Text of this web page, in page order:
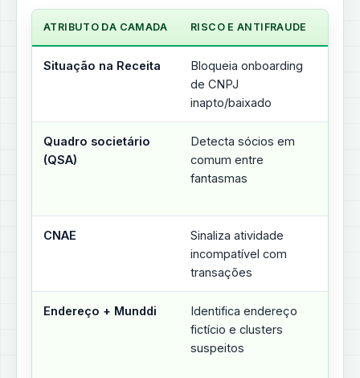
ATRIBUTO DA CAMADA RISCO E ANTIFRAUDE
Situação na Receita
Bloqueia onboarding
de CNPJ
inapto/baixado
Quadro societário
(QSA)
Detecta sócios em
comum entre
fantasmas
CNAE
Sinaliza atividade
incompatível com
transações
Endereço + Munddi
Identifica endereço
fictício e clusters
suspeitos